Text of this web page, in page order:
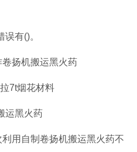
有()。
扬机搬运黑火药
7t烟花材料
运黑火药
用自制卷扬机搬运黑火药不